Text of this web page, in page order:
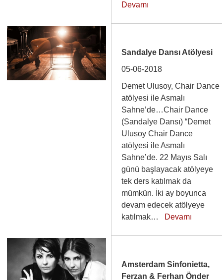
Devamı
Sandalye Dansı Atölyesi
05-06-2018
Demet Ulusoy, Chair Dance
atölyesi ile Asmalı
Sahne’de…Chair Dance
(Sandalye Dansı) “Demet
Ulusoy Chair Dance
atölyesi ile Asmalı
Sahne’de. 22 Mayıs Salı
günü başlayacak atölyeye
tek ders katılmak da
mümkün. İki ay boyunca
devam edecek atölyeye
katılmak… Devamı
Amsterdam Sinfonietta,
Ferzan & Ferhan Önder